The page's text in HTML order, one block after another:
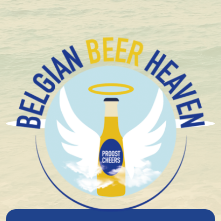
+1.600 Bières spéciales Belges en stock
Brasserie Et Distillerie
Caulier
L'histoire de la Brasserie Caulier remonte à 1933,
lorsque Charles Caulier décide de quitter sa vie de
mineur pour se consacrer à la distribution de bière. Ce
qui a commencé comme une petite entreprise s'est
développé au fil des générations pour devenir une
brasserie familiale à part entière.
En 1980, son petit-fils Roger Caulier a pris la relève.
Quinze ans plus tard, en 1995, il franchit une étape